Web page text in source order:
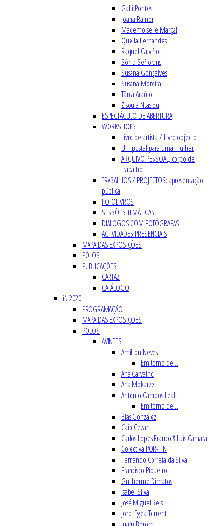
Gabi Pontes
Joana Rainer
Mademoiselle Marçal
Queila Fernandes
Raquel Calviño
Sónia Señorans
Susana Gonçalves
Susana Moreira
Tânia Araújo
Zisoula Ntasiou
ESPECTÁCULO DE ABERTURA
WORKSHOPS
Livro de artista / Livro objecto
Um postal para uma mulher
ARQUIVO PESSOAL, corpo de
trabalho
TRABALHOS / PROJECTOS: apresentação
pública
FOTOLIVROS
SESSÕES TEMÁTICAS
DIÁLOGOS COM FOTÓGRAFAS
ACTIVIDADES PRESENCIAIS
MAPA DAS EXPOSIÇÕES
PÓLOS
PUBLICAÇÕES
CARTAZ
CATÁLOGO
iN 2020
PROGRAMAÇÃO
MAPA DAS EXPOSIÇÕES
PÓLOS
AVINTES
Amilton Neves
Em torno de…
Ana Carvalho
Ana Mokarzel
António Campos Leal
Em torno de…
Blas González
Caio Cezar
Carlos Lopes Franco & Luís Câmara
Colectiva POR-FIN
Fernando Correia da Silva
Francisco Piqueiro
Guilherme Dimatos
Isabel Silva
José Miguel Reis
Jordi Egea Torrent